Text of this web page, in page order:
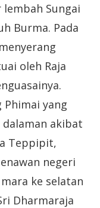
Sungai
Burma. Pada
oleh Raja
Phimai yang
akibat
Teppipit,
negeri
ke selatan
Dharmaraja